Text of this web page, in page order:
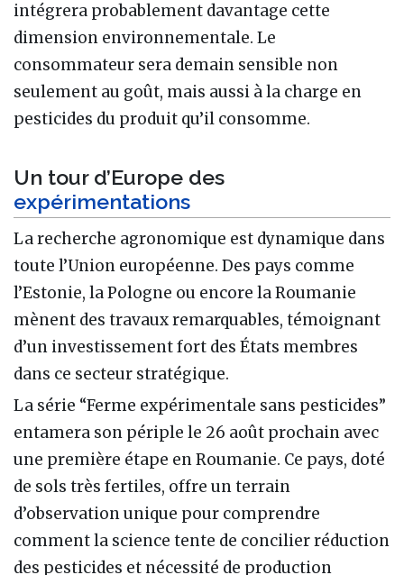
intégrera probablement davantage cette
dimension environnementale. Le
consommateur sera demain sensible non
seulement au goût, mais aussi à la charge en
pesticides du produit qu’il consomme.
Un tour d’Europe des
expérimentations
La recherche agronomique est dynamique dans
toute l’Union européenne. Des pays comme
l’Estonie, la Pologne ou encore la Roumanie
mènent des travaux remarquables, témoignant
d’un investissement fort des États membres
dans ce secteur stratégique.
La série “Ferme expérimentale sans pesticides”
entamera son périple le 26 août prochain avec
une première étape en Roumanie. Ce pays, doté
de sols très fertiles, offre un terrain
d’observation unique pour comprendre
comment la science tente de concilier réduction
des pesticides et nécessité de production